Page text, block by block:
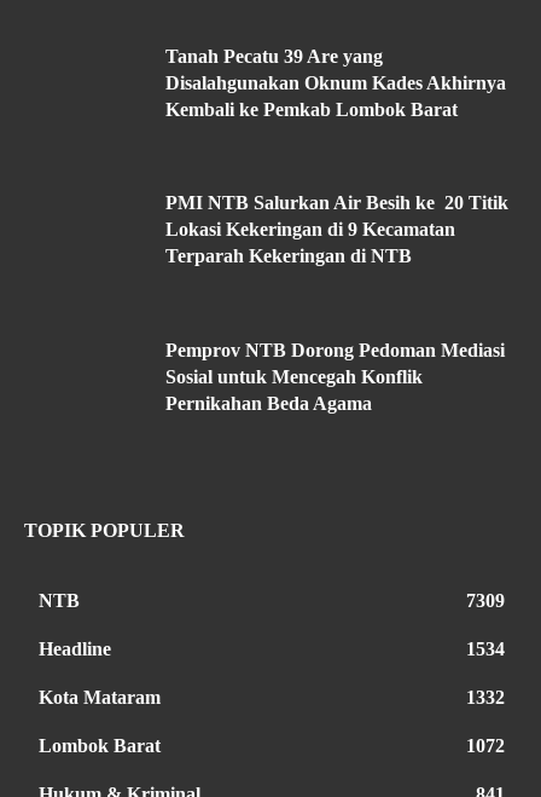
Tanah Pecatu 39 Are yang
Disalahgunakan Oknum Kades Akhirnya
Kembali ke Pemkab Lombok Barat
PMI NTB Salurkan Air Besih ke 20 Titik
Lokasi Kekeringan di 9 Kecamatan
Terparah Kekeringan di NTB
Pemprov NTB Dorong Pedoman Mediasi
Sosial untuk Mencegah Konflik
Pernikahan Beda Agama
TOPIK POPULER
NTB 7309
Headline 1534
Kota Mataram 1332
Lombok Barat 1072